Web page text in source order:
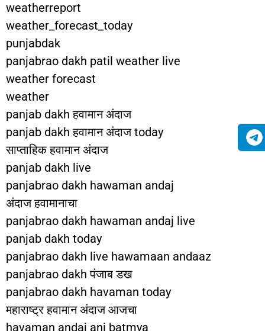
weatherreport
weather_forecast_today
punjabdak
panjabrao dakh patil weather live
weather forecast
weather
panjab dakh हवामान अंदाज
panjab dakh हवामान अंदाज today
साप्ताहिक हवामान अंदाज
panjab dakh live
panjabrao dakh hawaman andaj
अंदाज हवामानाचा
panjabrao dakh hawaman andaj live
panjab dakh today
panjabrao dakh live hawamaan andaaz
panjabrao dakh पंजाब डख
panjabrao dakh havaman today
महाराष्ट्र हवामान अंदाज आजचा
havaman andaj ani batmya